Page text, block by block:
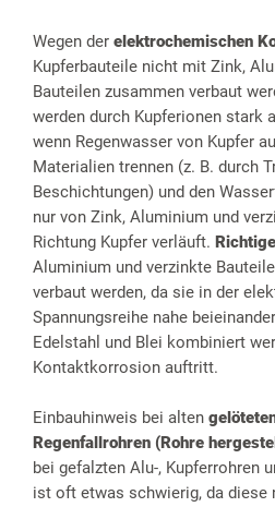
Wegen der elektrochemischen
Kupferbauteile nicht mit Zink,
Bauteilen zusammen verbaut
werden durch Kupferionen stark
wenn Regenwasser von Kupfer
Materialien trennen (z. B. durch
Beschichtungen) und den
nur von Zink, Aluminium und
Richtung Kupfer verläuft.
Aluminium und verzinkte
verbaut werden, da sie in der
Spannungsreihe nahe
Edelstahl und Blei kombiniert
Kontaktkorrosion auftritt.
Einbauhinweis bei alten
Regenfallrohren (Rohre
bei gefalzten Alu-, Kupferrohren
ist oft etwas schwierig, da diese